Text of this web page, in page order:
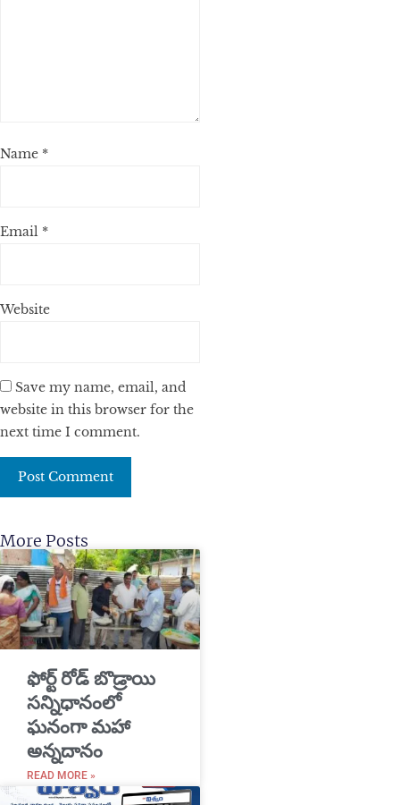
Name *
Email *
Website
Save my name, email, and
website in this browser for the
next time I comment.
More Posts
​ఫోర్ట్ రోడ్ బొడ్రాయి
సన్నిధానంలో
ఘనంగా మహా
అన్నదానం
READ MORE »